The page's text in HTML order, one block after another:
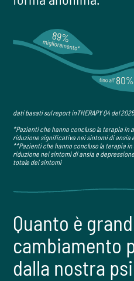
dati basati sul report inTHERAPY Q4 del
*Pazienti che hanno concluso la terapia
riduzione significativa nei sintomi di ansia
**Pazienti che hanno concluso la terapia
riduzione nei sintomi di ansia e
totale dei sintomi
Quanto è
cambiamento
dalla nostra